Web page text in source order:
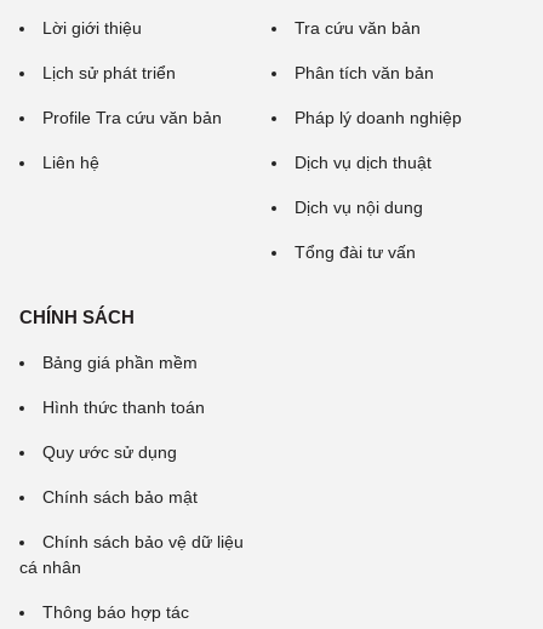
Lời giới thiệu
Lịch sử phát triển
Profile Tra cứu văn bản
Liên hệ
Tra cứu văn bản
Phân tích văn bản
Pháp lý doanh nghiệp
Dịch vụ dịch thuật
Dịch vụ nội dung
Tổng đài tư vấn
CHÍNH SÁCH
Bảng giá phần mềm
Hình thức thanh toán
Quy ước sử dụng
Chính sách bảo mật
Chính sách bảo vệ dữ liệu
cá nhân
Thông báo hợp tác